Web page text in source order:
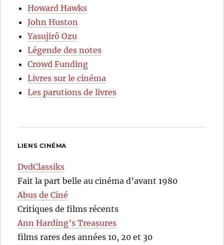
Howard Hawks
John Huston
Yasujirô Ozu
Légende des notes
Crowd Funding
Livres sur le cinéma
Les parutions de livres
LIENS CINÉMA
DvdClassiks
Fait la part belle au cinéma d’avant 1980
Abus de Ciné
Critiques de films récents
Ann Harding’s Treasures
films rares des années 10, 20 et 30